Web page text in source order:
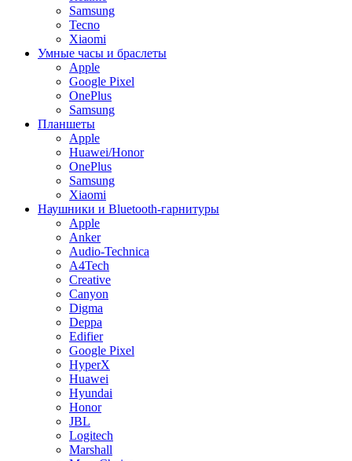
Samsung
Tecno
Xiaomi
Умные часы и браслеты
Apple
Google Pixel
OnePlus
Samsung
Планшеты
Apple
Huawei/Honor
OnePlus
Samsung
Xiaomi
Наушники и Bluetooth-гарнитуры
Apple
Anker
Audio-Technica
A4Tech
Creative
Canyon
Digma
Deppa
Edifier
Google Pixel
HyperX
Huawei
Hyundai
Honor
JBL
Logitech
Marshall